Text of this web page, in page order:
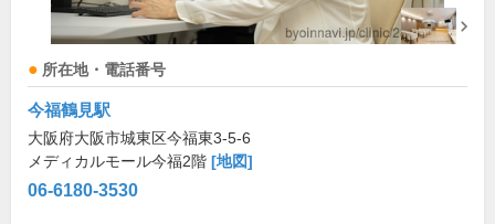
所在地・電話番号
今福鶴見駅
大阪府大阪市城東区今福東3-5-6
メディカルモール今福2階 [地図]
06-6180-3530